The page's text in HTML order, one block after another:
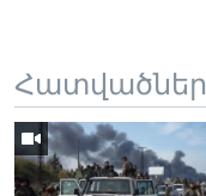
Հատվածներ